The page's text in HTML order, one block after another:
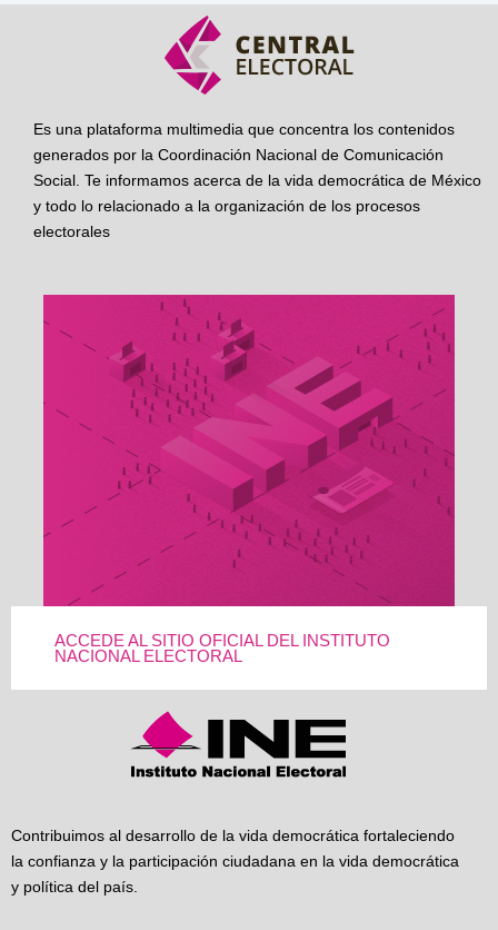
Es una plataforma multimedia que concentra los contenidos
generados por la Coordinación Nacional de Comunicación
Social. Te informamos acerca de la vida democrática de México
y todo lo relacionado a la organización de los procesos
electorales
ACCEDE AL SITIO OFICIAL DEL INSTITUTO
NACIONAL ELECTORAL
Contribuimos al desarrollo de la vida democrática fortaleciendo
la confianza y la participación ciudadana en la vida democrática
y política del país.